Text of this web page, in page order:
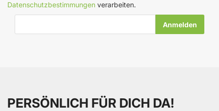
Datenschutzbestimmungen verarbeiten.
PERSÖNLICH FÜR DICH DA!